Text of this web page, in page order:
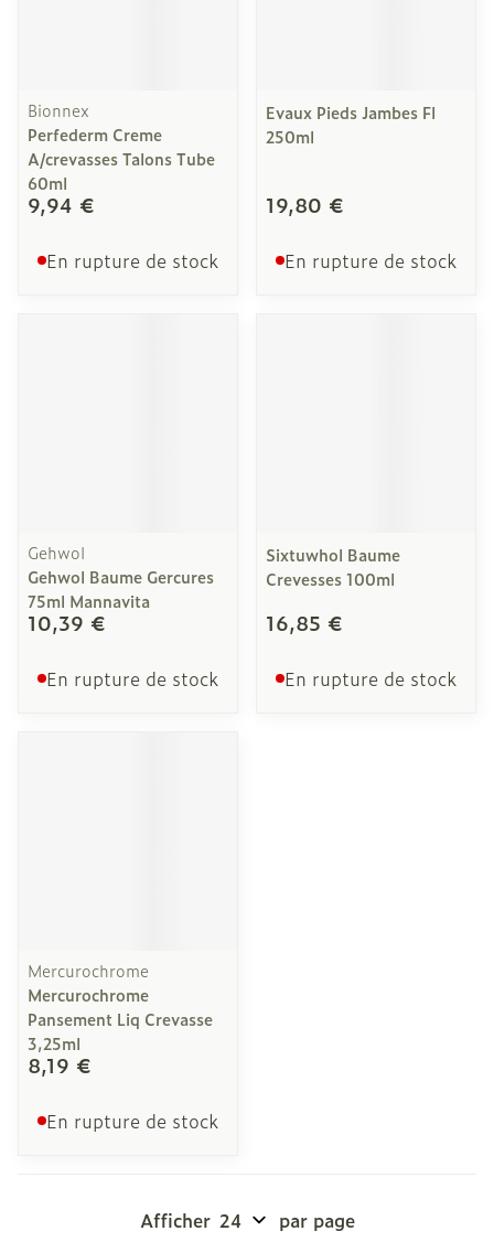
Bionnex
Perfederm Creme
A/crevasses Talons Tube
60ml
9,94 €
En rupture de stock
Evaux Pieds Jambes Fl
250ml
19,80 €
En rupture de stock
Gehwol
Gehwol Baume Gercures
75ml Mannavita
10,39 €
En rupture de stock
Sixtuwhol Baume
Crevesses 100ml
16,85 €
En rupture de stock
Mercurochrome
Mercurochrome
Pansement Liq Crevasse
3,25ml
8,19 €
En rupture de stock
Afficher par page